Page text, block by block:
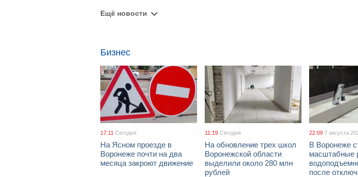
Ещё новости
Бизнес
17:11 Сегодня
На Ясном проезде в
Воронеже почти на два
месяца закроют движение
11:19 Сегодня
На обновление трех школ
Воронежской области
выделили около 280 млн
рублей
22:09 7 августа
В Воронеже
масштабные
после